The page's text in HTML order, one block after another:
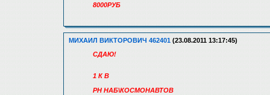
8000РУБ
МИХАИЛ ВИКТОРОВИЧ 462401 (23.08.2011 13:17:45)
СДАЮ!
1 К В
РН НАБ\КОСМОНАВТОВ